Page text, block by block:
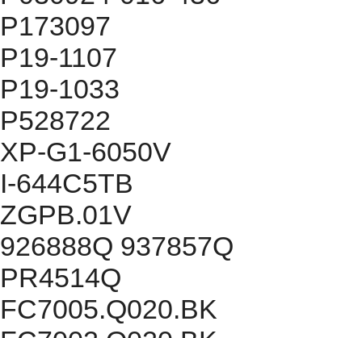
P173097
P19-1107
P19-1033
P528722
XP-G1-6050V
I-644C5TB
ZGPB.01V
926888Q 937857Q
PR4514Q
FC7005.Q020.BK